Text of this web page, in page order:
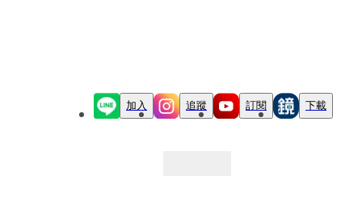
加入 追蹤 訂閱 下載